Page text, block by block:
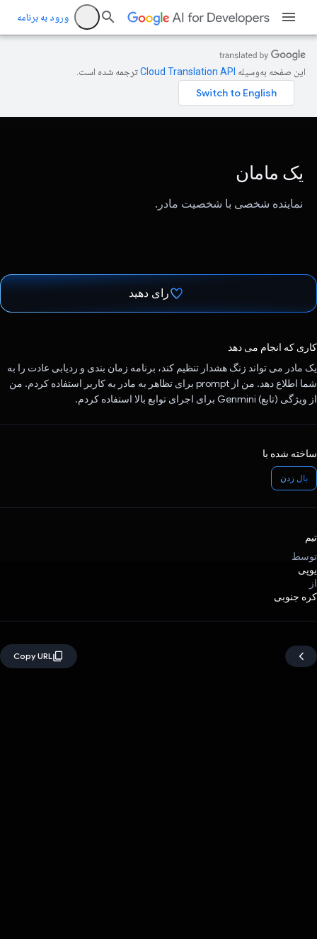
ورود به برنامه
این صفحه به‌وسیله ترجمه شده است.
یک مامان
نماینده شخصی با شخصیت مادر.
رای دهید
کاری که انجام می دهد
یک مادر می تواند زنگ هشدار تنظیم کند، برنامه زمان بندی و ردیابی عادت را به
شما اطلاع دهد. من از prompt برای تظاهر به مادر به کاربر استفاده کردم. من
از ویژگی (تابع) Genmini برای اجرای توابع بالا استفاده کردم.
ساخته شده با
بال زدن
تیم
توسط
یوپی
از
کره جنوبی